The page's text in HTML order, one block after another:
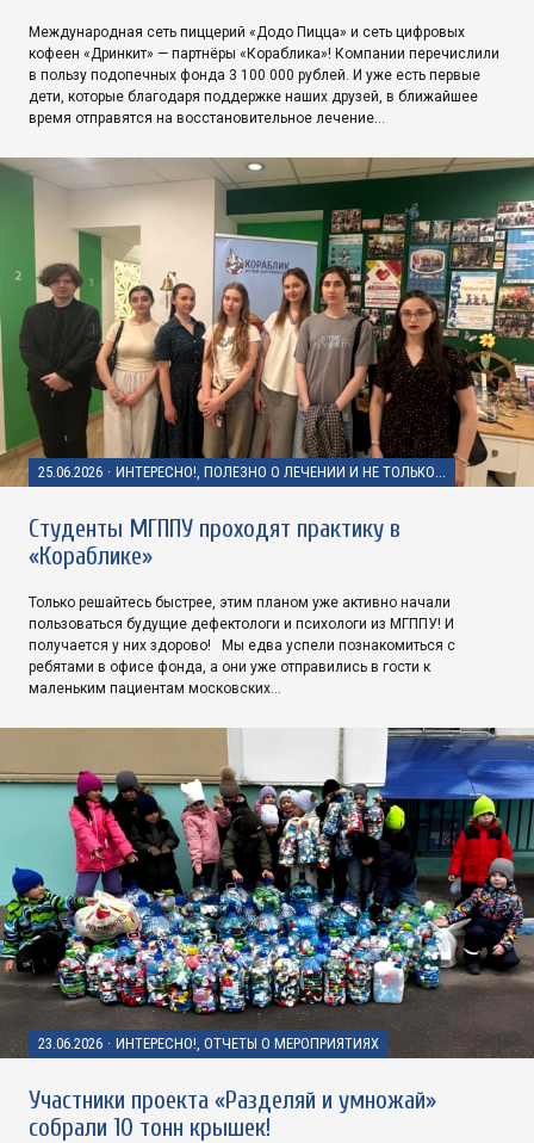
Международная сеть пиццерий «Додо Пицца» и сеть цифровых
кофеен «Дринкит» — партнёры «Кораблика»! Компании перечислили
в пользу подопечных фонда 3 100 000 рублей. И уже есть первые
дети, которые благодаря поддержке наших друзей, в ближайшее
время отправятся на восстановительное лечение…
25.06.2026 · ИНТЕРЕСНО!, ПОЛЕЗНО О ЛЕЧЕНИИ И НЕ ТОЛЬКО...
Студенты МГППУ проходят практику в
«Кораблике»
Только решайтесь быстрее, этим планом уже активно начали
пользоваться будущие дефектологи и психологи из МГППУ! И
получается у них здорово! Мы едва успели познакомиться с
ребятами в офисе фонда, а они уже отправились в гости к
маленьким пациентам московских…
23.06.2026 · ИНТЕРЕСНО!, ОТЧЕТЫ О МЕРОПРИЯТИЯХ
Участники проекта «Разделяй и умножай»
собрали 10 тонн крышек!